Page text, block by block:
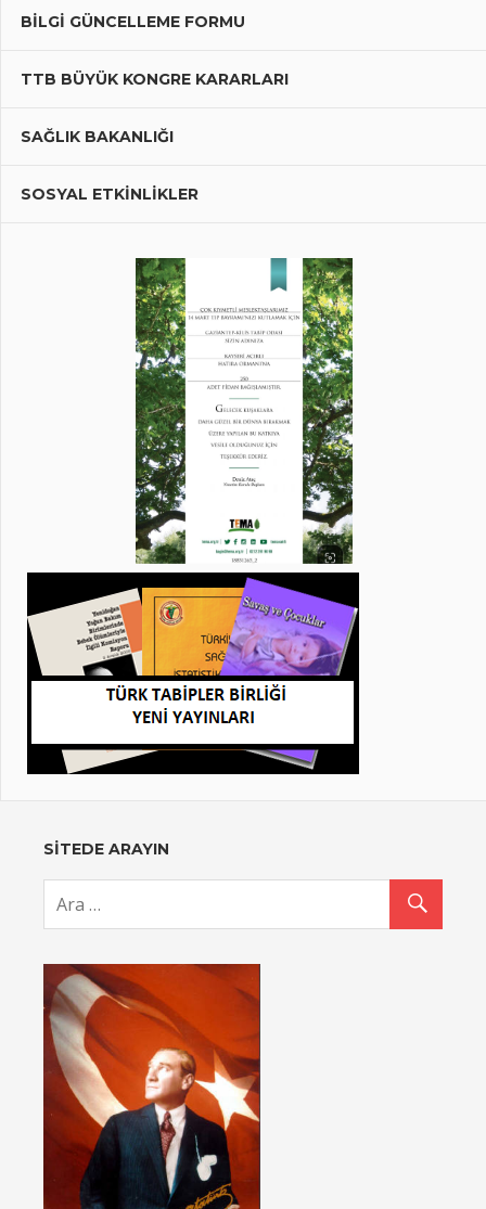
BILGI GÜNCELLEME FORMU
TTB BÜYÜK KONGRE KARARLARI
SAĞLIK BAKANLIĞI
SOSYAL ETKİNLİKLER
SİTEDE ARAYIN